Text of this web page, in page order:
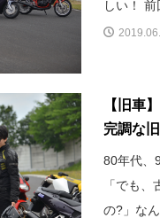
しい！
【旧車
完調な
80年代、
「でも
の?」な